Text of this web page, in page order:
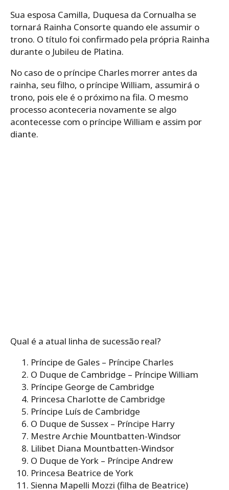
Sua esposa Camilla, Duquesa da Cornualha se
tornará Rainha Consorte quando ele assumir o
trono. O título foi confirmado pela própria Rainha
durante o Jubileu de Platina.
No caso de o príncipe Charles morrer antes da
rainha, seu filho, o príncipe William, assumirá o
trono, pois ele é o próximo na fila. O mesmo
processo aconteceria novamente se algo
acontecesse com o príncipe William e assim por
diante.
Qual é a atual linha de sucessão real?
Príncipe de Gales – Príncipe Charles
O Duque de Cambridge – Príncipe William
Príncipe George de Cambridge
Princesa Charlotte de Cambridge
Príncipe Luís de Cambridge
O Duque de Sussex – Príncipe Harry
Mestre Archie Mountbatten-Windsor
Lilibet Diana Mountbatten-Windsor
O Duque de York – Príncipe Andrew
Princesa Beatrice de York
Sienna Mapelli Mozzi (filha de Beatrice)